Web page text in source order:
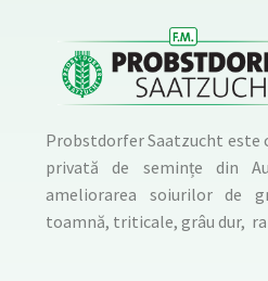
Probstdorfer Saatzucht este
privată de semințe din
ameliorarea soiurilor de
toamnă, triticale, grâu dur,